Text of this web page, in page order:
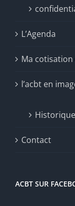
L’Agenda
Ma cotisation
l’acbt en
Contact
ACBT SUR